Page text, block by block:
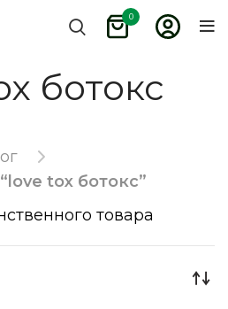
0
ботокс
tox ботокс”
товара